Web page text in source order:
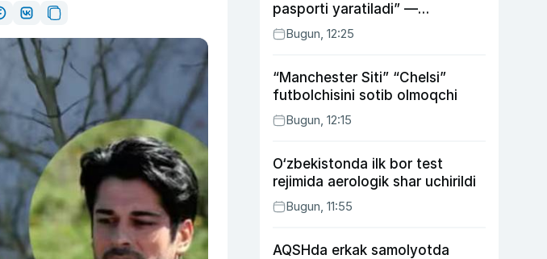
pasporti yaratiladi” —
Energetika vaziri
Bugun, 12:25
“Manchester Siti” “Chelsi”
futbolchisini sotib olmoqchi
Bugun, 12:15
O‘zbekistonda ilk bor test
rejimida aerologik shar uchirildi
Bugun, 11:55
AQSHda erkak samolyotda